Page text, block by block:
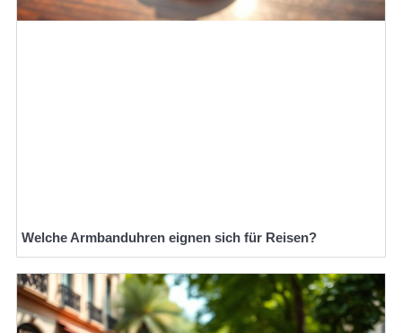
Welche Armbanduhren eignen sich für Reisen?